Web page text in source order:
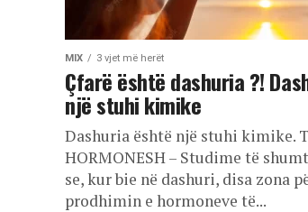
MIX 3 vjet më herët
Çfarë është dashuria ?!
një stuhi kimike
Dashuria është një stuhi kimike.
HORMONESH – Studime të
se, kur bie në dashuri, disa zona
prodhimin e hormoneve të...